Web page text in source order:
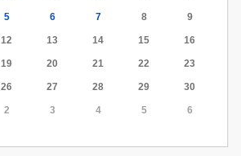
5 6 7 8 9
12 13 14 15 16
19 20 21 22 23
26 27 28 29 30
2 3 4 5 6